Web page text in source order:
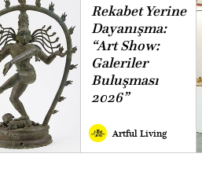
Rekabet Yerine
Dayanışma:
“Art Show:
Galeriler
Buluşması
2026”
Artful Living